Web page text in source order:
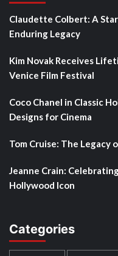
Claudette Colbert: A
Enduring Legacy
Kim Novak Receives
Venice Film Festival
Coco Chanel in Classic
Designs for Cinema
Tom Cruise: The Legacy
Jeanne Crain:
Hollywood Icon
Categories